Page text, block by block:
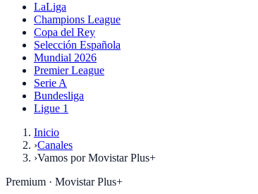
LaLiga
Champions League
Copa del Rey
Selección Española
Mundial 2026
Premier League
Serie A
Bundesliga
Ligue 1
Inicio
›Canales
›Vamos por Movistar Plus+
Premium · Movistar Plus+